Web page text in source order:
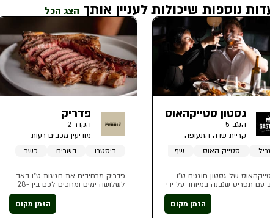
נוספות שיכולות לעניין אותך הצג הכל
גסטון סטייקהאוס
הנגב 5
קריית שדה התעופה
גריל
סטייק האוס שף
של גסטון חוגגים ט"ו
עם תפריט שנבנה במיוחד על ידי
אייל בבקוב ויוגש בימים שלישי
הזמן מקום
פדריק
הקדר 2
מודיעין מכבים רעות
ביסטרו
בשרים כשר
פדריק מרחיבים את חגיגות ט"ו באב
לשלושה ימים ומחכים לכם בין 28-
30 ביולי עם תפריט ספיישלים לכבוד
הזמן מקום